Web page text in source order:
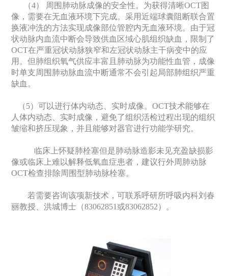
（4） 周围肺动脉成像的安全性。为获得清晰OCT图
像，需要在无血液环境下完成。采用近端球囊阻断联合置
换液冲洗的方法实现成像部位管腔内无血液环境。由于冠
状动脉内血流中断会导致供血区域心肌组织缺血，限制了
OCT在严重冠状动脉狭窄和左冠状动脉主干病变中的应
用。但肺组织氧气供应丰富且肺动脉为功能性血管，成像
时单支周围肺动脉血流中断通常不会引起局部肺组织严重
缺血。
（5）可以进行体内动态、实时成像。OCT技术能够在
人体内动态、实时成像，避免了组织活检过程出现的组织
皱缩和挤压现象，并且能够对器官进行功能学研究。
临床上怀疑肺栓塞但是肺动脉造影未见充盈缺损影
像或临床上难以解释低氧血症患者，建议行外周肺动脉
OCT检查排除周围型肺动脉栓塞。
若需要咨询该项新技术，可联系呼研所呼吸内科刘春
丽教授、洪城博士（83062851或83062852）。